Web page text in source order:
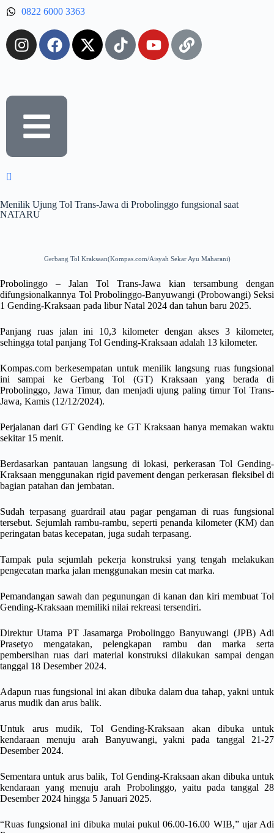
0822 6000 3363
Menilik Ujung Tol Trans-Jawa di Probolinggo fungsional saat
NATARU
Gerbang Tol Kraksaan(Kompas.com/Aisyah Sekar Ayu Maharani)
Probolinggo – Jalan Tol Trans-Jawa kian tersambung dengan
difungsionalkannya Tol Probolinggo-Banyuwangi (Probowangi) Seksi
1 Gending-Kraksaan pada libur Natal 2024 dan tahun baru 2025.
Panjang ruas jalan ini 10,3 kilometer dengan akses 3 kilometer,
sehingga total panjang Tol Gending-Kraksaan adalah 13 kilometer.
Kompas.com berkesempatan untuk menilik langsung ruas fungsional
ini sampai ke Gerbang Tol (GT) Kraksaan yang berada di
Probolinggo, Jawa Timur, dan menjadi ujung paling timur Tol Trans-
Jawa, Kamis (12/12/2024).
Perjalanan dari GT Gending ke GT Kraksaan hanya memakan waktu
sekitar 15 menit.
Berdasarkan pantauan langsung di lokasi, perkerasan Tol Gending-
Kraksaan menggunakan rigid pavement dengan perkerasan fleksibel di
bagian patahan dan jembatan.
Sudah terpasang guardrail atau pagar pengaman di ruas fungsional
tersebut. Sejumlah rambu-rambu, seperti penanda kilometer (KM) dan
peringatan batas kecepatan, juga sudah terpasang.
Tampak pula sejumlah pekerja konstruksi yang tengah melakukan
pengecatan marka jalan menggunakan mesin cat marka.
Pemandangan sawah dan pegunungan di kanan dan kiri membuat Tol
Gending-Kraksaan memiliki nilai rekreasi tersendiri.
Direktur Utama PT Jasamarga Probolinggo Banyuwangi (JPB) Adi
Prasetyo mengatakan, pelengkapan rambu dan marka serta
pembersihan ruas dari material konstruksi dilakukan sampai dengan
tanggal 18 Desember 2024.
Adapun ruas fungsional ini akan dibuka dalam dua tahap, yakni untuk
arus mudik dan arus balik.
Untuk arus mudik, Tol Gending-Kraksaan akan dibuka untuk
kendaraan menuju arah Banyuwangi, yakni pada tanggal 21-27
Desember 2024.
Sementara untuk arus balik, Tol Gending-Kraksaan akan dibuka untuk
kendaraan yang menuju arah Probolinggo, yaitu pada tanggal 28
Desember 2024 hingga 5 Januari 2025.
“Ruas fungsional ini dibuka mulai pukul 06.00-16.00 WIB,” ujar Adi